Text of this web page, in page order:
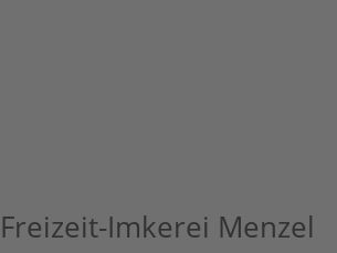
Freizeit-Imkerei Menzel